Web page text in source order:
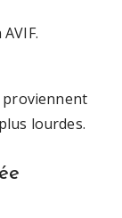
proviennent
lourdes.